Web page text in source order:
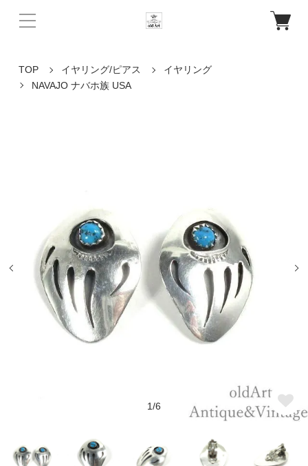
TOP イヤリング/ピアス
イヤリング
NAVAJO ナバホ族 USA
1/6